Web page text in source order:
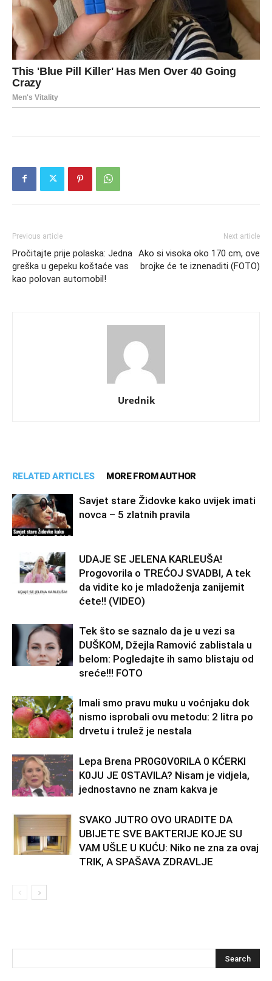
Previous article
Pročitajte prije polaska: Jedna
greška u gepeku koštaće vas
kao polovan automobil!
Next article
Ako si visoka oko 170 cm, ove
brojke će te iznenaditi (FOTO)
Urednik
RELATED ARTICLES MORE FROM AUTHOR
Savjet stare Židovke kako uvijek imati
novca – 5 zlatnih pravila
UDAJE SE JELENA KARLEUŠA!
Progovorila o TREĆOJ SVADBI, A tek
da vidite ko je mladoženja zanijemit
ćete!! (VIDEO)
Tek što se saznalo da je u vezi sa
DUŠKOM, Džejla Ramović zablistala u
belom: Pogledajte ih samo blistaju od
sreće!!! FOTO
Imali smo pravu muku u voćnjaku dok
nismo isprobali ovu metodu: 2 litra po
drvetu i trulež je nestala
Lepa Brena PR0G0V0RlLA 0 KĆERKl
K0JU JE 0STAVlLA? Nisam je vidjela,
jednostavno ne znam kakva je
SVAKO JUTRO OVO URADITE DA
UBIJETE SVE BAKTERIJE KOJE SU
VAM UŠLE U KUĆU: Niko ne zna za ovaj
TRIK, A SPAŠAVA ZDRAVLJE